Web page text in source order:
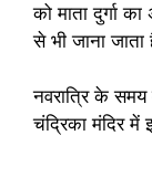
को माता दुर्गा
से भी जाना जाता
नवरात्रि के समय
चंद्रिका मंदिर